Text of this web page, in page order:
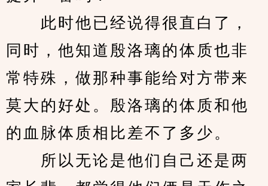
此时他已经说得很直白了，
同时，他知道殷洛璃的体质也非
常特殊，做那种事能给对方带来
莫大的好处。殷洛璃的体质和他
的血脉体质相比差不了多少。
所以无论是他们自己还是两